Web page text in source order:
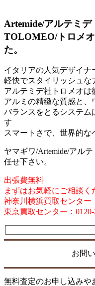
Artemide/アルテミ
TOLOMEO/トロメ
た。
イタリアの人気デザイナ
軽快でスタイリッシュな
アルテミデ社トロメオは
アルミの精緻な質感と
バランスをとるシステム
す
スマートさで、世界的な
ヤマギワ/Artemide/アル
任せ下さい。
出張費無料
まずはお気軽にご相談く
神奈川横浜買取センター
東京買取センター：0120-
お問
無料査定のお申し込みや